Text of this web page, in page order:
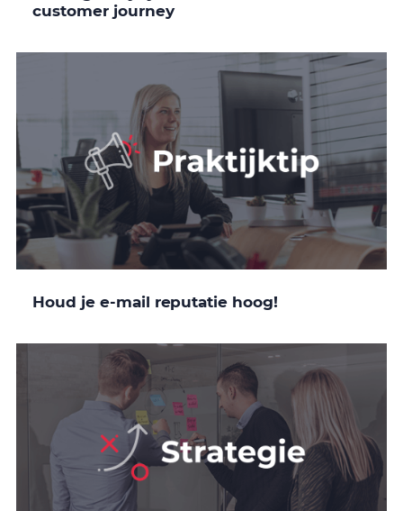
customer journey
Houd je e-mail reputatie hoog!